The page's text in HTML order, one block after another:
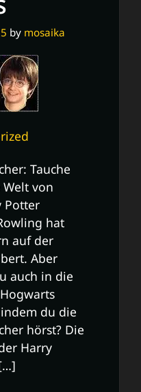
by mosaika
Tauche
von
Potter
hat
auf der
Aber
auch in die
du die
hörst? Die
Harry